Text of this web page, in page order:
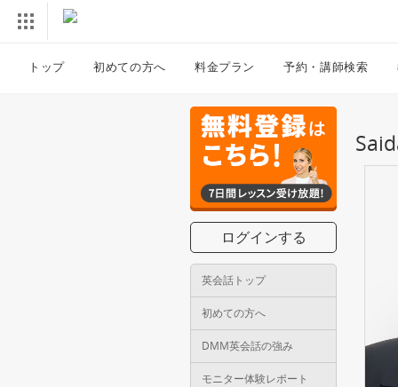
トップ 初めての方へ 料金プラン 予約・講師検索
ログインする
英会話トップ
初めての方へ
DMM英会話の強み
モニター体験レポート